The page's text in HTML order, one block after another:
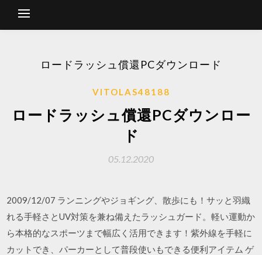
ロードラッシュ償還PCダウンロード
VITOLAS48188
ロードラッシュ償還PCダウンロー
ド
05.12.2020
2009/12/07 ランニングやジョギング、散歩にも！サッと羽織
れる手軽さとUV対策を兼ね備えたラッシュガード。軽い運動か
ら本格的なスポーツまで幅広く活用できます！紫外線を手軽に
カットでき、パーカーとして普段使いもできる便利アイテム ゲ